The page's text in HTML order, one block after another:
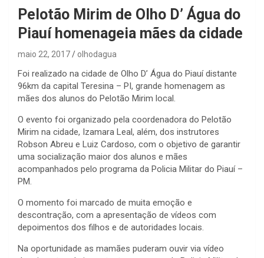
Pelotão Mirim de Olho D’ Água do
Piauí homenageia mães da cidade
maio 22, 2017 olhodagua
Foi realizado na cidade de Olho D’ Água do Piauí distante
96km da capital Teresina – PI, grande homenagem as
mães dos alunos do Pelotão Mirim local.
O evento foi organizado pela coordenadora do Pelotão
Mirim na cidade, Izamara Leal, além, dos instrutores
Robson Abreu e Luiz Cardoso, com o objetivo de garantir
uma socialização maior dos alunos e mães
acompanhados pelo programa da Policia Militar do Piauí –
PM.
O momento foi marcado de muita emoção e
descontração, com a apresentação de vídeos com
depoimentos dos filhos e de autoridades locais.
Na oportunidade as mamães puderam ouvir via vídeo